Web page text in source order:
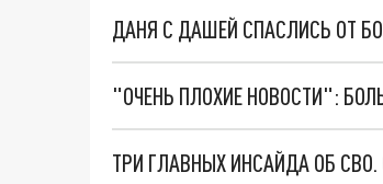
ДАНЯ С ДАШЕЙ СПАСЛИСЬ ОТ